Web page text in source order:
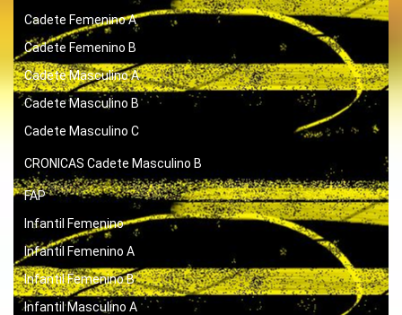
Cadete Femenino A
Cadete Femenino B
Cadete Masculino A
Cadete Masculino B
Cadete Masculino C
CRONICAS Cadete Masculino B
FAP
Infantil Femenino
Infantil Femenino A
Infantil Femenino B
Infantil Masculino A